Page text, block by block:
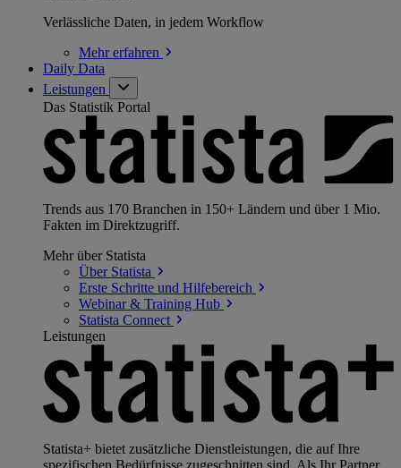
Verlässliche Daten, in jedem Workflow
Mehrerfahren
Daily Data
Leistungen
Das Statistik Portal
Trends aus 170 Branchen in 150+ Ländern und über 1 Mio.
Fakten im Direktzugriff.
Mehr über Statista
Über Statista
Erste Schritte und Hilfebereich
Webinar & Training Hub
Statista Connect
Leistungen
Statista+ bietet zusätzliche Dienstleistungen, die auf Ihre
spezifischen Bedürfnisse zugeschnitten sind. Als Ihr Partner